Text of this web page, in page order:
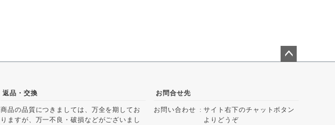
返品・交換
商品の品質につきましては、万全を期してお
りますが、万一不良・破損などがございまし
お問合せ先
お問い合わせ
サイト右下のチャットボタン
よりどうぞ